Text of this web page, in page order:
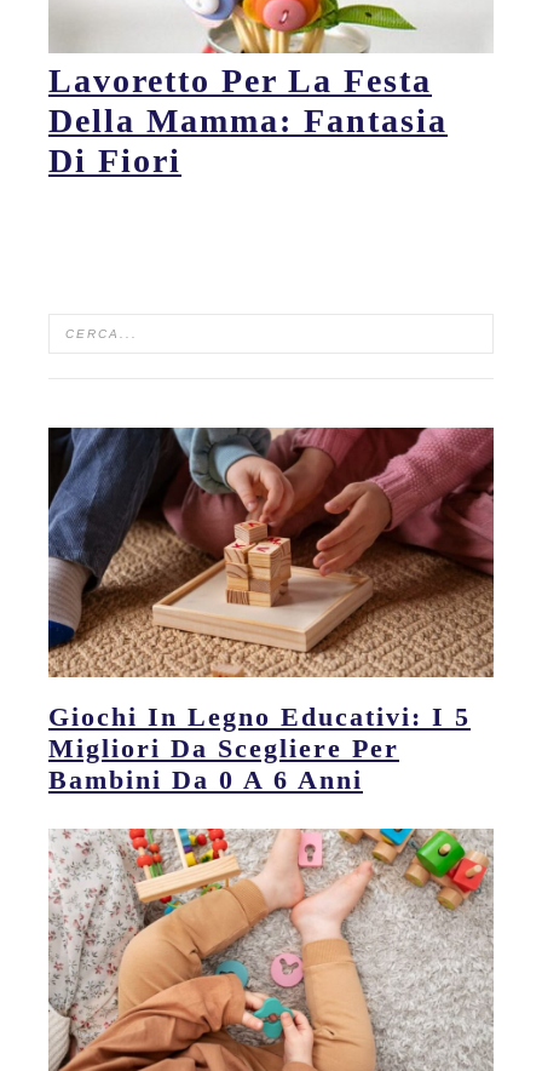
Lavoretto Per La Festa
Della Mamma: Fantasia
Di Fiori
Giochi In Legno Educativi: I 5
Migliori Da Scegliere Per
Bambini Da 0 A 6 Anni